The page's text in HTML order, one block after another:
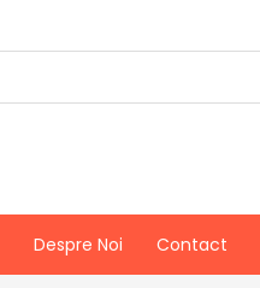
Despre Noi Contact